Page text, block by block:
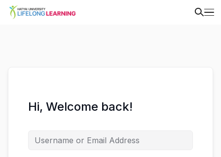
Hi, Welcome back!